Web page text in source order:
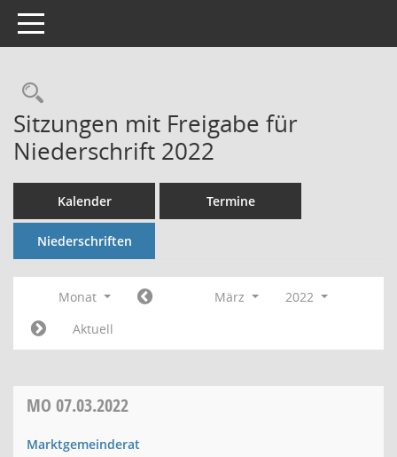
Toggle navigation
Rechercheauswahl
Sitzungen mit Freigabe für
Niederschrift 2022
Kalender Termine
Niederschriften
Monat März
2022
Aktuell
MO 07.03.2022
Marktgemeinderat